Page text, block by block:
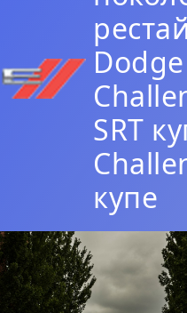
Dodge
SRT
купе